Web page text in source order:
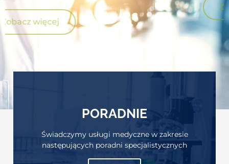
Zobacz więcej
PORADNIE
Świadczymy usługi medyczne w zakresie
następujących poradni specjalistycznych